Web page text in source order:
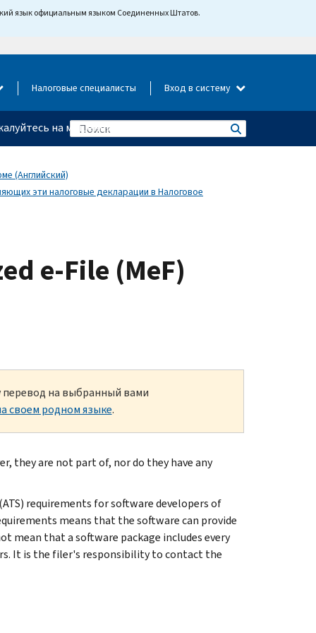
язык официальным языком Соединенных Штатов.
Налоговые специалисты Вход в систему
на мошенничество
(Английский)
эти налоговые декларации в Налоговое
e-File (MeF)
перевод на выбранный вами
своем родном языке.
they are not part of, nor do they have any
requirements for software developers of
means that the software can provide
mean that a software package includes every
It is the filer's responsibility to contact the